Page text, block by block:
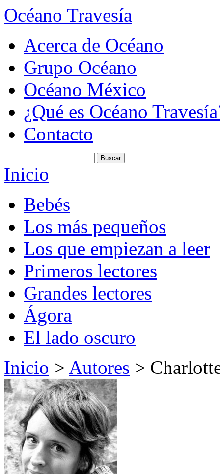
Océano Travesía
Acerca de Océano
Grupo Océano
Océano México
¿Qué es Océano
Contacto
Inicio
Bebés
Los más pequeños
Los que empiezan a leer
Primeros lectores
Grandes lectores
Ágora
El lado oscuro
Inicio > Autores >